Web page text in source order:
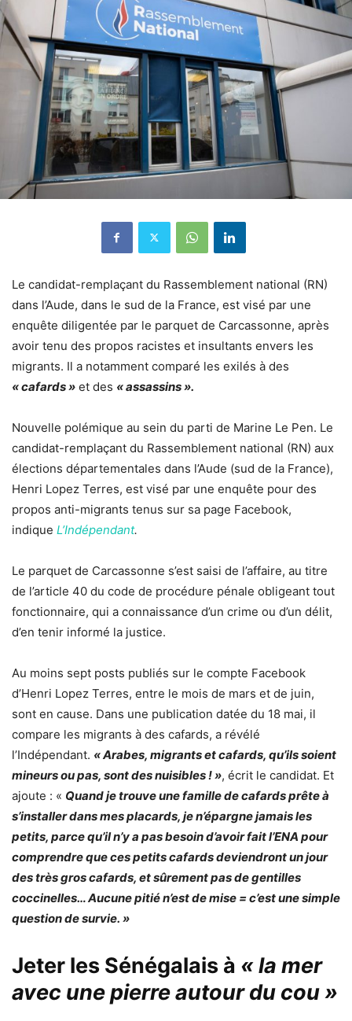
Le candidat-remplaçant du Rassemblement national (RN)
dans l’Aude, dans le sud de la France, est visé par une
enquête diligentée par le parquet de Carcassonne, après
avoir tenu des propos racistes et insultants envers les
migrants. Il a notamment comparé les exilés à des
« cafards » et des « assassins ».
Nouvelle polémique au sein du parti de Marine Le Pen. Le
candidat-remplaçant du Rassemblement national (RN) aux
élections départementales dans l’Aude (sud de la France),
Henri Lopez Terres, est visé par une enquête pour des
propos anti-migrants tenus sur sa page Facebook,
indique L’Indépendant.
Le parquet de Carcassonne s’est saisi de l’affaire, au titre
de l’article 40 du code de procédure pénale obligeant tout
fonctionnaire, qui a connaissance d’un crime ou d’un délit,
d’en tenir informé la justice.
Au moins sept posts publiés sur le compte Facebook
d’Henri Lopez Terres, entre le mois de mars et de juin,
sont en cause. Dans une publication datée du 18 mai, il
compare les migrants à des cafards, a révélé
l’Indépendant. « Arabes, migrants et cafards, qu’ils soient
mineurs ou pas, sont des nuisibles ! », écrit le candidat. Et
ajoute : « Quand je trouve une famille de cafards prête à
s’installer dans mes placards, je n’épargne jamais les
petits, parce qu’il n’y a pas besoin d’avoir fait l’ENA pour
comprendre que ces petits cafards deviendront un jour
des très gros cafards, et sûrement pas de gentilles
coccinelles… Aucune pitié n’est de mise = c’est une simple
question de survie. »
Jeter les Sénégalais à « la mer
avec une pierre autour du cou »